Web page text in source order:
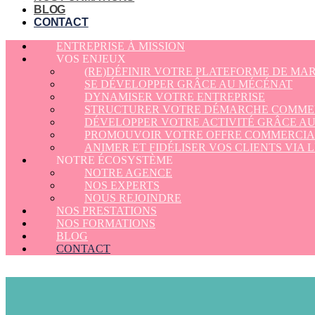
BLOG
CONTACT
ENTREPRISE À MISSION
VOS ENJEUX
(RE)DÉFINIR VOTRE PLATEFORME DE
SE DÉVELOPPER GRÂCE AU MÉCÉNAT
DYNAMISER VOTRE ENTREPRISE
STRUCTURER VOTRE DÉMARCHE
DÉVELOPPER VOTRE ACTIVITÉ GRÂCE
PROMOUVOIR VOTRE OFFRE
ANIMER ET FIDÉLISER VOS CLIENTS VIA
NOTRE ÉCOSYSTÈME
NOTRE AGENCE
NOS EXPERTS
NOUS REJOINDRE
NOS PRESTATIONS
NOS FORMATIONS
BLOG
CONTACT